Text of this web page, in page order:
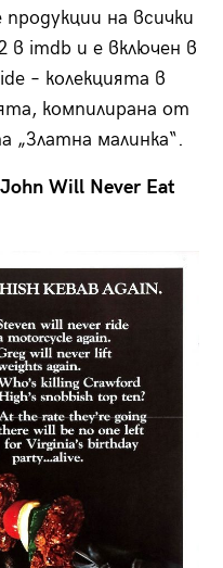
на всички
в imdb и е включен в
– колекцията в
компилирана от
„Златна малинка“.
Will Never Eat